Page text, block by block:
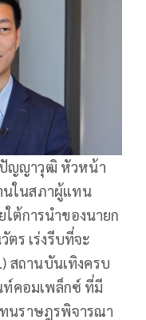
ปัญญาวุฒิ หัวหน้า
นในสภาผู้แทน
ต้การนำของนายก
ตร เร่งรีบที่จะ
สถานบันเทิงครบ
ท์คอมเพล็กซ์ ที่มี
นราษฎรพิจารณา